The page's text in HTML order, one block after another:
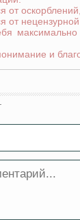
от
от нецензурной
и